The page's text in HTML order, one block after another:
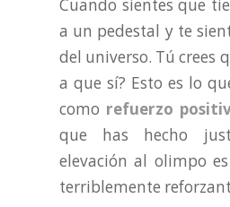
Cuando sientes que
a un pedestal y te
del universo. Tú crees
a que sí? Esto es lo
como refuerzo
que has hecho
elevación al olimpo
terriblemente